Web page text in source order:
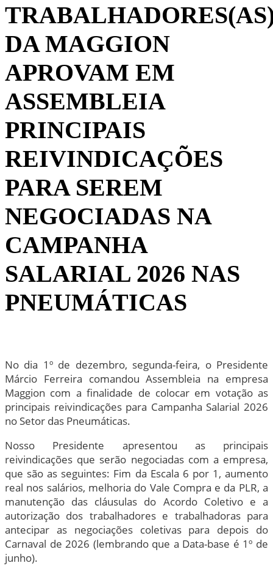
DA MAGGION
APROVAM EM
ASSEMBLEIA
PRINCIPAIS
REIVINDICAÇÕES
PARA SEREM
NEGOCIADAS NA
CAMPANHA
SALARIAL 2026 NAS
PNEUMÁTICAS
No dia 1º de dezembro, segunda-feira, o Presidente
Márcio Ferreira comandou Assembleia na empresa
Maggion com a finalidade de colocar em votação as
principais reivindicações para Campanha Salarial 2026
no Setor das Pneumáticas.
Nosso Presidente apresentou as principais
reivindicações que serão negociadas com a empresa,
que são as seguintes: Fim da Escala 6 por 1, aumento
real nos salários, melhoria do Vale Compra e da PLR, a
manutenção das cláusulas do Acordo Coletivo e a
autorização dos trabalhadores e trabalhadoras para
antecipar as negociações coletivas para depois do
Carnaval de 2026 (lembrando que a Data-base é 1º de
junho).